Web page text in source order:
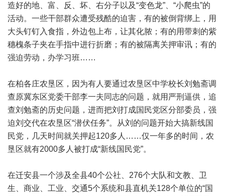
造好的地、富、反、坏、右分子以及“变色龙”、“小爬虫”的
活动。一些干部群众遭受残酷的迫害，有的被倒背绑上，用
大头钉钉入食指，外边包上布，让其化脓；有的用带刺的紫
穗槐条子夹在手指中进行折磨；有的被隔离关押审讯；有的
强迫劳动，办学习班……
在柏各庄农垦区，因为有人要通过农垦区中学校长刘勉斋调
查原冀东区党委干部李一夫同志的问题，就用严刑逼供，追
查刘勉斋的历史问题，进而把刘打成国民党区分部委员，强
迫刘交代在农垦区“潜伏任务”。从刘的问题开始大搞新线国
民党，几天时间就关押起120多人……仅一年多的时间，农
垦区就有2000多人被打成“新线国民党”。
在迁安县一个涉及全县40个公社、276个大队和文教、卫
生、商业、工业、交通5个系统和县直机关128个单位的“国